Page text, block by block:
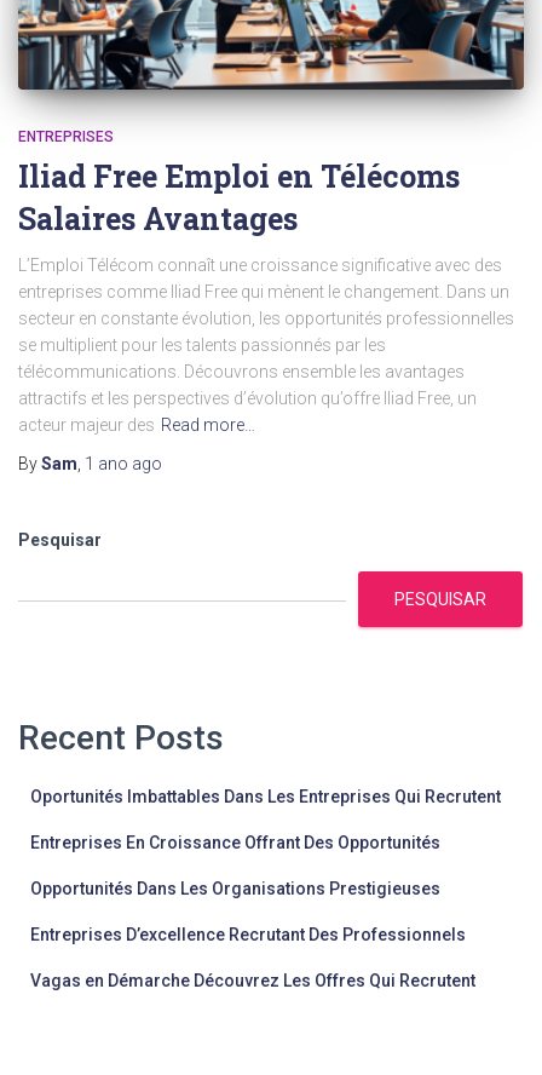
ENTREPRISES
Iliad Free Emploi en Télécoms
Salaires Avantages
L’Emploi Télécom connaît une croissance significative avec des
entreprises comme Iliad Free qui mènent le changement. Dans un
secteur en constante évolution, les opportunités professionnelles
se multiplient pour les talents passionnés par les
télécommunications. Découvrons ensemble les avantages
attractifs et les perspectives d’évolution qu’offre Iliad Free, un
acteur majeur des Read more…
BySam 1 ano ago
Pesquisar
PESQUISAR
Recent Posts
Oportunités Imbattables Dans Les Entreprises Qui Recrutent
Entreprises En Croissance Offrant Des Opportunités
Opportunités Dans Les Organisations Prestigieuses
Entreprises D’excellence Recrutant Des Professionnels
Vagas en Démarche Découvrez Les Offres Qui Recrutent